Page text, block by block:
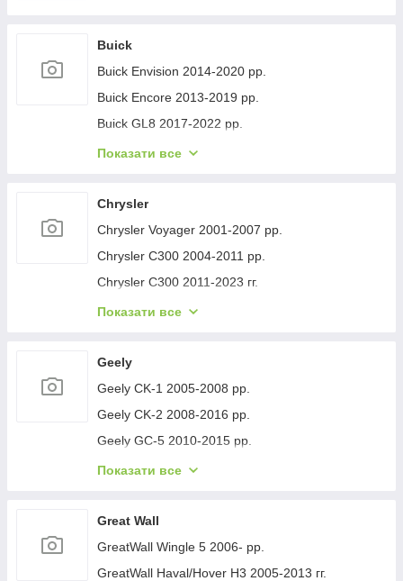
Buick
Buick Envision 2014-2020 рр.
Buick Encore 2013-2019 рр.
Buick GL8 2017-2022 рр.
Buick Lacrosse 2017-2023 рр.
Buick Verano 2016-2021 рр.
Buick Enclave 2007-2012 рр.
Показати все
Chrysler
Chrysler Voyager 2001-2007 рр.
Chrysler C300 2004-2011 рр.
Chrysler C300 2011-2023 гг.
Chrysler Voyager 1996-2001 рр.
Chrysler 200 II 2014-2017 рр.
Показати все
Geely
Geely CK-1 2005-2008 рр.
Geely CK-2 2008-2016 рр.
Geely GC-5 2010-2015 рр.
Geely GC-6 2014-2020 рр.
Geely Emgrand EC7 2009- рр.
Geely Emgrand X7 2011- рр.
Geely LC Cross 2008-2016 гг.
Показати все
Great Wall
GreatWall Wingle 5 2006- рр.
GreatWall Haval/Hover H3 2005-2013 гг.